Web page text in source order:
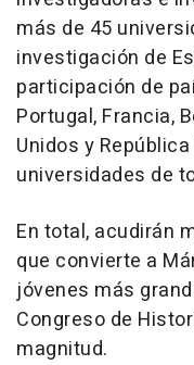
más de 45
investigación de
participación de
Portugal, Francia,
Unidos y
universidades de
En total, acudirán
que convierte a
jóvenes más
Congreso de
magnitud.